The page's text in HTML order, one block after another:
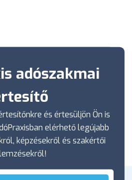
adószakmai
és értesüljön Ön is
elérhető legújabb
képzésekről és szakértői